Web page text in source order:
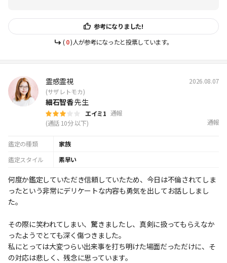
参考になりました!
(0)人が参考になったと投票しています。
霊感霊視 2026.08.07
(サザレトモカ)
細石智香先生
エイミ1 通報
(通話 10分 以下)
通報
鑑定の種類
家族
鑑定スタイル
素早い
何度か鑑定していただき信頼していたため、今日は不倫されてしま
ったという非常にデリケートな内容も勇気を出してお話ししまし
た。
その際に笑われてしまい、驚きましたし、真剣に扱ってもらえなか
ったようでとても深く傷つきました。
私にとっては大変つらい出来事を打ち明けた場面だっただけに、そ
の対応は悲しく、残念に思っています。